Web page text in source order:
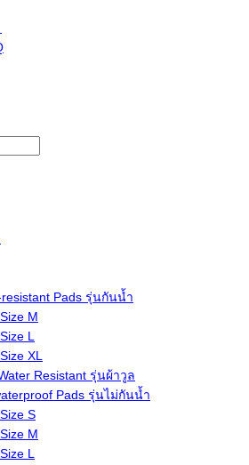
resistant Pads รุ่นกันน้ำ
Size M
Size L
Size XL
Resistant รุ่นผ้าวูล
Pads รุ่นไม่กันน้ำ
Size S
Size M
Size L